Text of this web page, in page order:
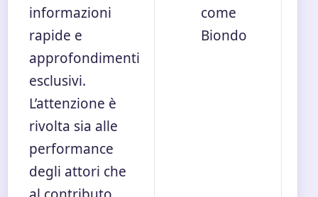
informazioni
rapide e
approfondimenti
esclusivi.
L’attenzione è
rivolta sia alle
performance
degli attori che
come
Biondo